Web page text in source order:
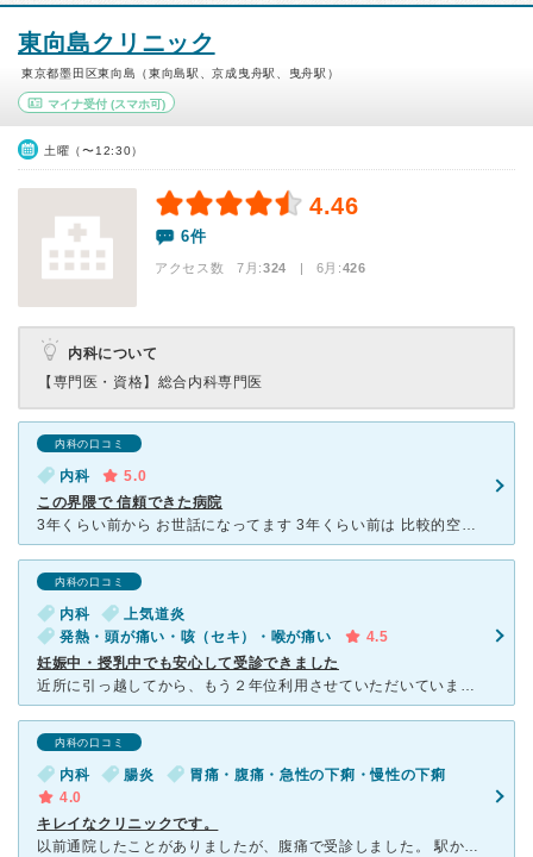
東向島クリニック
東京都墨田区東向島（東向島駅、京成曳舟駅、曳舟駅）
マイナ受付 (スマホ可)
土曜（〜12:30）
4.46
6件
アクセス数 7月:324 | 6月:426
内科について
【専門医・資格】 総合内科専門医
内科の口コミ
内科
5.0
この界隈で 信頼できた病院
3年くらい前から お世話になってます 3年くらい前は 比較的空いてましたが 今は人気があり いつ行っても混んでいる感じです 9時診療開始15分前から 受け付け開始しますので 8時半ごろから
内科の口コミ
内科
上気道炎
発熱・頭が痛い・咳（セキ）・喉が痛い
4.5
妊娠中・授乳中でも安心して受診できました
近所に引っ越してから、もう２年位利用させていただいています。 私には現在乳幼児の子供がいるのですが、妊娠中であること、授乳中であることを伝えると、医師よりしっかりと薬の説明があり、また、薬によって授
内科の口コミ
内科 腸炎
胃痛・腹痛・急性の下痢・慢性の下痢
4.0
キレイなクリニックです。
以前通院したことがありましたが、腹痛で受診しました。 駅から歩いて5分かからなく消防署のすぐ横にあるのでとてもわかりやすい場所にあります。 クリニックは、新しくキレイで清潔感があります。 待ち時